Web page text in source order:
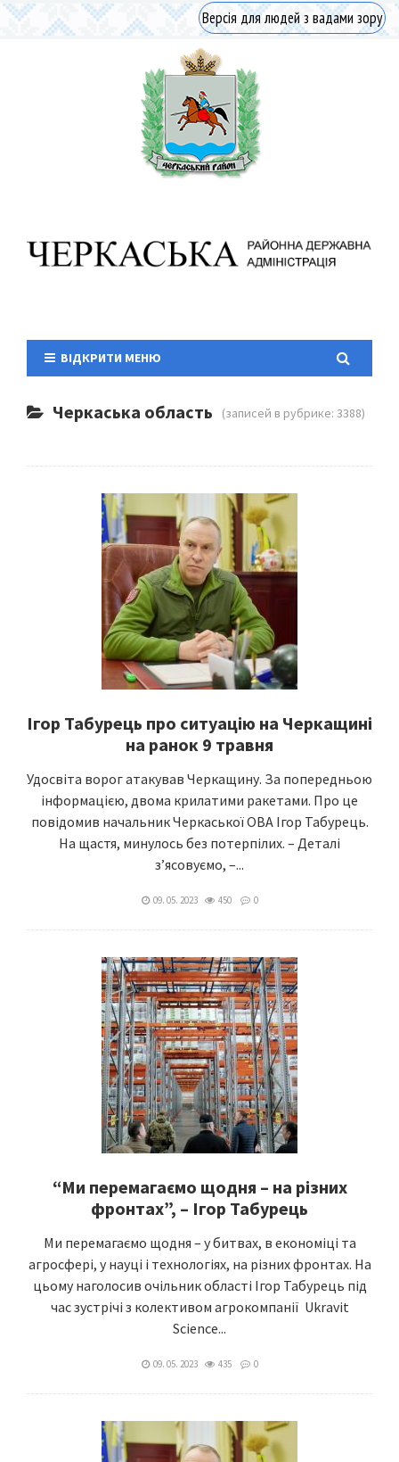
Версія для людей з вадами зору
ВІДКРИТИ МЕНЮ
Черкаська область (записей в рубрике: 3388)
Ігор Табурець про ситуацію на Черкащині
на ранок 9 травня
Удосвіта ворог атакував Черкащину. За попередньою
інформацією, двома крилатими ракетами. Про це
повідомив начальник Черкаської ОВА Ігор Табурець.
На щастя, минулось без потерпілих. – Деталі
з’ясовуємо, –...
09. 05. 2023 450 0
“Ми перемагаємо щодня – на різних
фронтах”, – Ігор Табурець
Ми перемагаємо щодня – у битвах, в економіці та
агросфері, у науці і технологіях, на різних фронтах. На
цьому наголосив очільник області Ігор Табурець під
час зустрічі з колективом агрокомпанії Ukravit
Science...
09. 05. 2023 435 0